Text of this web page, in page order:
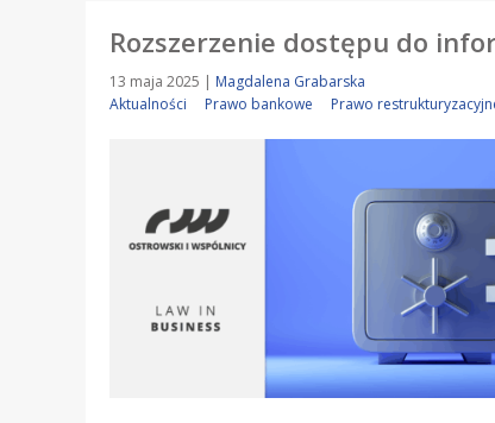
Rozszerzenie dostępu do
13 maja 2025 | Magdalena Grabarska
Aktualności
Prawo bankowe Prawo